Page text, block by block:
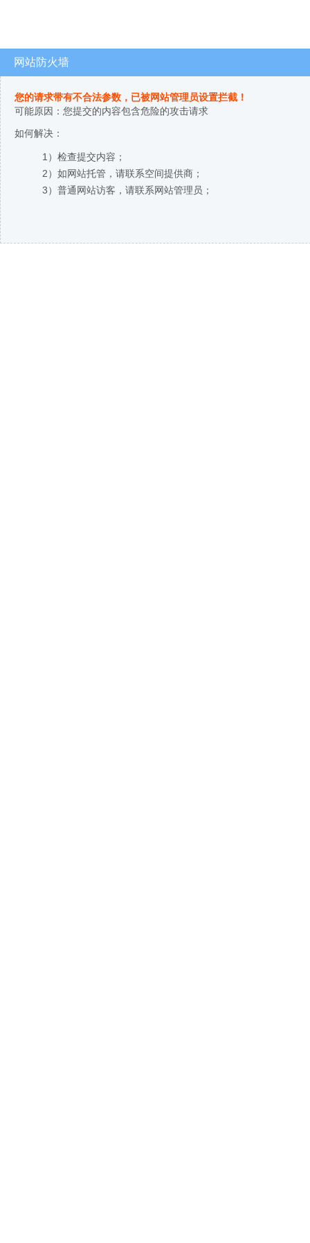
网站防火墙
您的请求带有不合法参数，已被网站管理员设置拦截！
可能原因：您提交的内容包含危险的攻击请求
如何解决：
1）检查提交内容；
2）如网站托管，请联系空间提供商；
3）普通网站访客，请联系网站管理员；